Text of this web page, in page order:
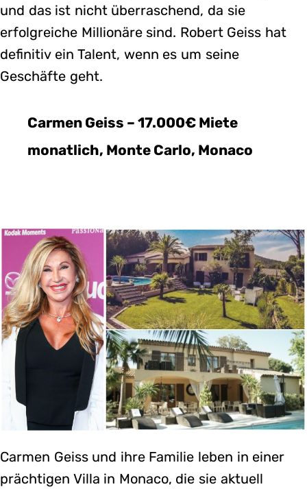
und das ist nicht überraschend, da sie
erfolgreiche Millionäre sind. Robert Geiss hat
definitiv ein Talent, wenn es um seine
Geschäfte geht.
Carmen Geiss – 17.000€ Miete
monatlich, Monte Carlo, Monaco
Carmen Geiss und ihre Familie leben in einer
prächtigen Villa in Monaco, die sie aktuell